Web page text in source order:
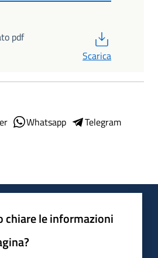
pdf
Scarica
Whatsapp
Telegram
chiare le informazioni